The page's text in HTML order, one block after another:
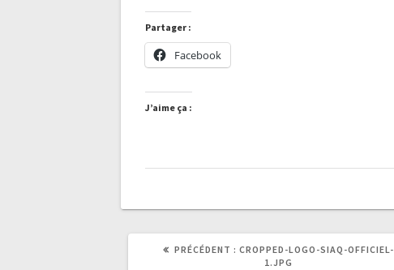
Partager :
Facebook
J’aime ça :
PRÉCÉDENT : ARTICLE
PRÉCÉDENT
CROPPED-LOGO-SIAQ-OFFICIEL-
1.JPG